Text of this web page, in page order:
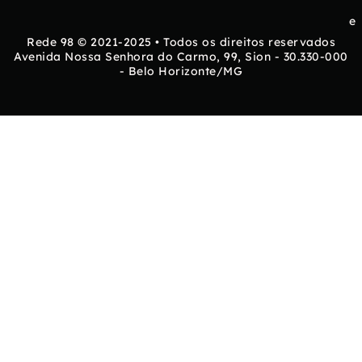
e
Rede 98 © 2021-2025 • Todos os direitos reservados
Avenida Nossa Senhora do Carmo, 99, Sion - 30.330-000
- Belo Horizonte/MG